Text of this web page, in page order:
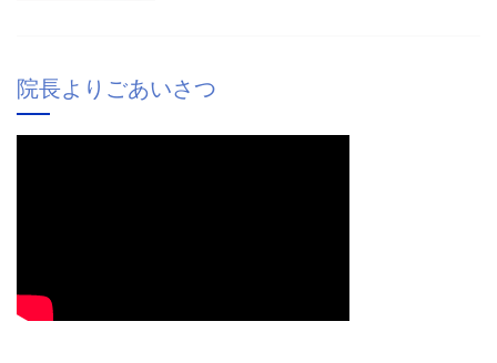
院長よりごあいさつ